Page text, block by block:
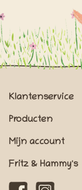
Klantenservice
Producten
Mijn account
Fritz & Hammy's